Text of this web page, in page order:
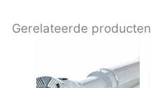
Gerelateerde producten